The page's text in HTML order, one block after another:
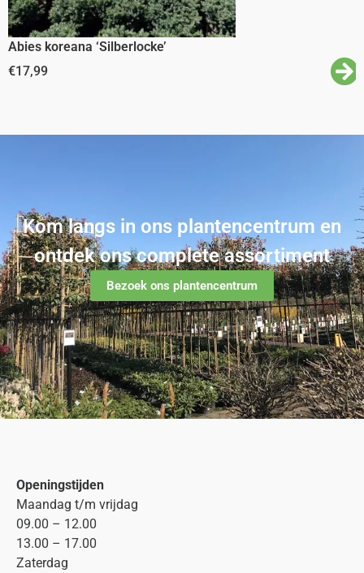
Abies koreana ‘Silberlocke’
€17,99
Kom langs in ons plantencentrum en
ontdek ons complete assortiment
Bezoek ons plantencentrum
Openingstijden
Maandag t/m vrijdag
09.00 – 12.00
13.00 – 17.00
Zaterdag